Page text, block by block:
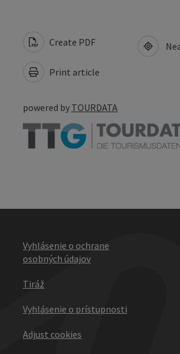
Create PDF
Print article
powered by TOURDATA
Vyhlásenie o ochrane
osobných údajov
Tiráž
Vyhlásenie o prístupnosti
Adjust cookies